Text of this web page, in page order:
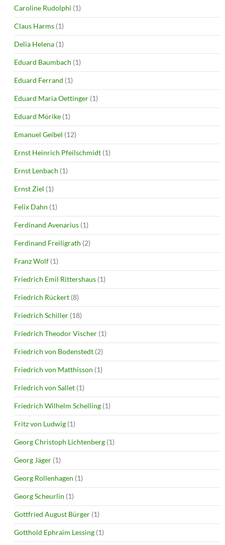
Caroline Rudolphi (1)
Claus Harms (1)
Delia Helena (1)
Eduard Baumbach (1)
Eduard Ferrand (1)
Eduard Maria Oettinger (1)
Eduard Mörike (1)
Emanuel Geibel (12)
Ernst Heinrich Pfeilschmidt (1)
Ernst Lenbach (1)
Ernst Ziel (1)
Felix Dahn (1)
Ferdinand Avenarius (1)
Ferdinand Freiligrath (2)
Franz Wolf (1)
Friedrich Emil Rittershaus (1)
Friedrich Rückert (8)
Friedrich Schiller (18)
Friedrich Theodor Vischer (1)
Friedrich von Bodenstedt (2)
Friedrich von Matthisson (1)
Friedrich von Sallet (1)
Friedrich Wilhelm Schelling (1)
Fritz von Ludwig (1)
Georg Christoph Lichtenberg (1)
Georg Jäger (1)
Georg Rollenhagen (1)
Georg Scheurlin (1)
Gottfried August Bürger (1)
Gotthold Ephraim Lessing (1)